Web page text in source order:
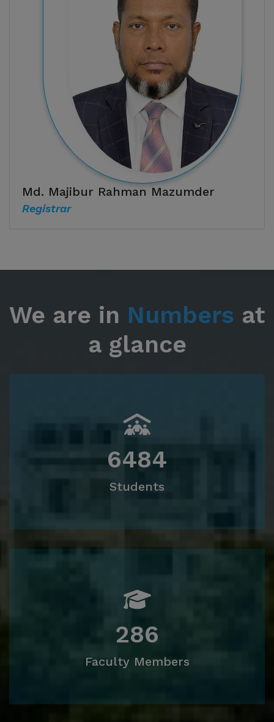
Md. Majibur Rahman Mazumder
Registrar
We are in Numbers at
a glance
6484
Students
286
Faculty Members